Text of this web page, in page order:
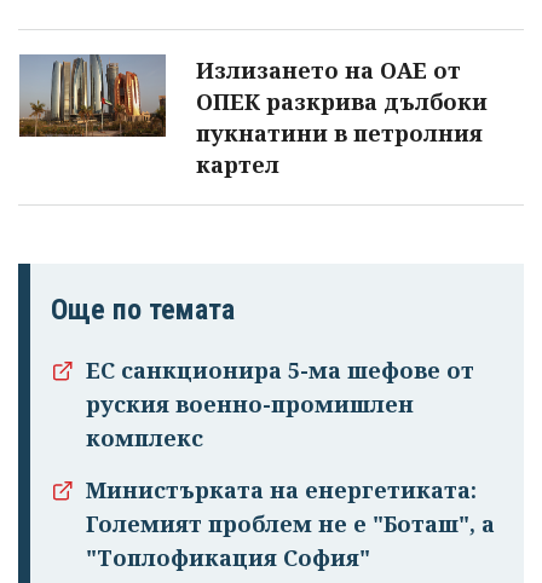
Успешно
излязохте от
профила си!
Излизането на ОАЕ от
ОПЕК разкрива дълбоки
пукнатини в петролния
картел
Още по темата
ЕС санкционира 5-ма шефове от
руския военно-промишлен
комплекс
Министърката на енергетиката:
Големият проблем не е "Боташ", а
"Топлофикация София"